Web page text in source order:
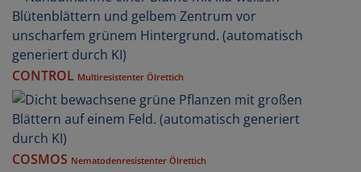
CONTROL Multiresistenter Ölrettich
COSMOS Nematodenresistenter Ölrettich